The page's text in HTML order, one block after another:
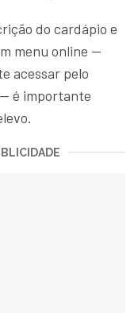
do cardápio e
menu online —
acessar pelo
é importante